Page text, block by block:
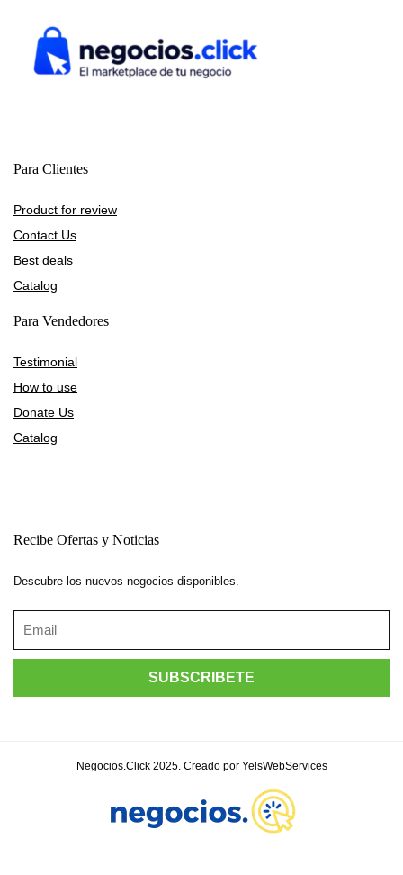
Para Clientes
Product for review
Contact Us
Best deals
Catalog
Para Vendedores
Testimonial
How to use
Donate Us
Catalog
Recibe Ofertas y Noticias
Descubre los nuevos negocios disponibles.
Negocios.Click 2025. Creado por YelsWebServices